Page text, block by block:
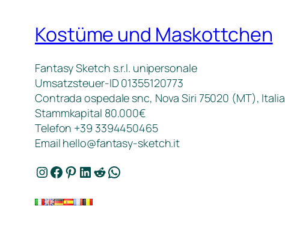
Kostüme und Maskottchen
Fantasy Sketch s.r.l. unipersonale
Umsatzsteuer-ID 01355120773
Contrada ospedale snc, Nova Siri 75020 (MT), Italia
Stammkapital 80.000€
Telefon +39 3394450465
Email hello@fantasy-sketch.it
Instagram Facebook Pinterest LinkedIn Reddit WhatsApp